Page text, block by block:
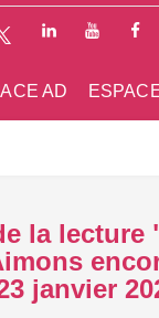
AD
la lecture
janvier